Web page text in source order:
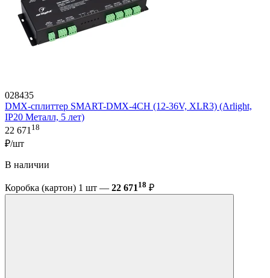
028435
DMX-сплиттер SMART-DMX-4CH (12-36V, XLR3) (Arlight,
IP20 Металл, 5 лет)
22 67118
₽/шт
В наличии
Коробка (картон) 1 шт — 22 671 18 ₽